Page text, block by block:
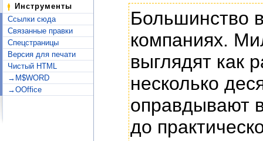
Инструменты
Ссылки сюда
Связанные правки
Спецстраницы
Версия для печати
Чистый HTML
→M$WORD
→OOffice
Большинство
компаниях.
выглядят как
несколько
оправдывают
до